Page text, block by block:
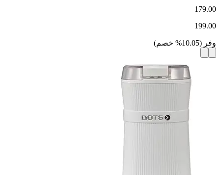
179.00
199.00
وفر (
10.05
% خصم)